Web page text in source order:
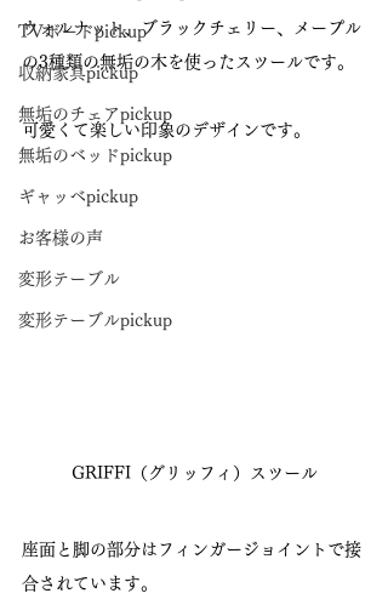
TVボードpickup
収納家具pickup
無垢のチェアpickup
無垢のベッドpickup
ギャッベpickup
お客様の声
変形テーブル
変形テーブルpickup
ウォルナット、ブラックチェリー、メープル
の3種類の無垢の木を使ったスツールです。
可愛くて楽しい印象のデザインです。
GRIFFI（グリッフィ）スツール
座面と脚の部分はフィンガージョイントで接
合されています。